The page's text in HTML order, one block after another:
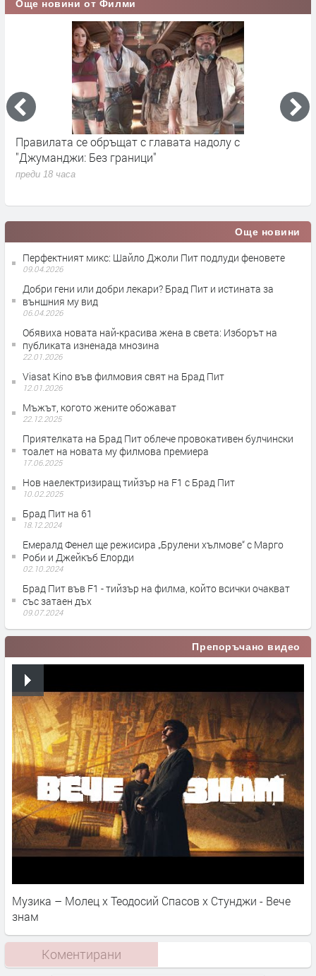
Още новини от Филми
Правилата се обръщат с главата надолу с
"Джуманджи: Без граници"
преди 18 часа
Още новини
Перфектният микс: Шайло Джоли Пит подлуди феновете
09.04.2026
Добри гени или добри лекари? Брад Пит и истината за
външния му вид
06.04.2026
Обявиха новата най-красива жена в света: Изборът на
публиката изненада мнозина
22.01.2026
Viasat Kino във филмовия свят на Брад Пит
12.01.2026
Мъжът, когото жените обожават
22.12.2025
Приятелката на Брад Пит облече провокативен булчински
тоалет на новата му филмова премиера
17.06.2025
Нов наелектризиращ тийзър на F1 с Брад Пит
10.02.2025
Брад Пит на 61
18.12.2024
Емералд Фенел ще режисира „Брулени хълмове“ с Марго
Роби и Джейкъб Елорди
02.10.2024
Брад Пит във F1 - тийзър на филма, който всички очакват
със затаен дъх
09.07.2024
Препоръчано видео
Музика – Молец x Теодосий Спасов х Стунджи - Вече
знам
Коментирани